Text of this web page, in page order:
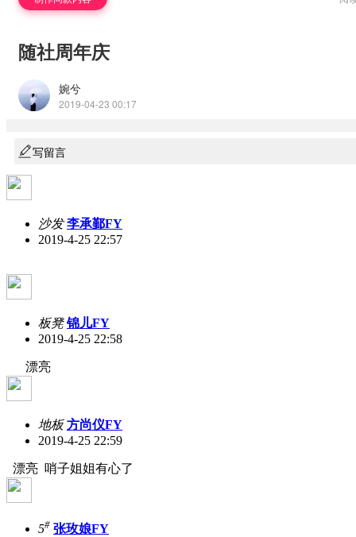
沙发 李承鄞FY
2019-4-25 22:57
板凳 锦儿FY
2019-4-25 22:58
漂亮
地板 方尚仪FY
2019-4-25 22:59
漂亮 哨子姐姐有心了
5# 张玫娘FY